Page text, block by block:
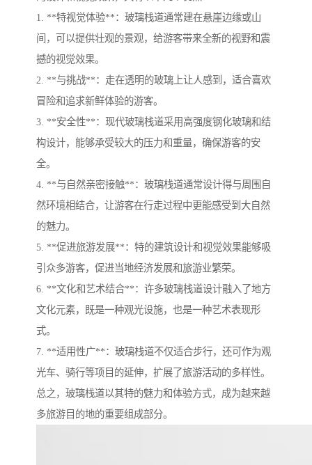
1. **特视觉体验**：玻璃栈道通常建在悬崖边缘或山
间，可以提供壮观的景观，给游客带来全新的视野和震
撼的视觉效果。
2. **与挑战**：走在透明的玻璃上让人感到，适合喜欢
冒险和追求新鲜体验的游客。
3. **安全性**：现代玻璃栈道采用高强度钢化玻璃和结
构设计，能够承受较大的压力和重量，确保游客的安
全。
4. **与自然亲密接触**：玻璃栈道通常设计得与周围自
然环境相结合，让游客在行走过程中更能感受到大自然
的魅力。
5. **促进旅游发展**：特的建筑设计和视觉效果能够吸
引众多游客，促进当地经济发展和旅游业繁荣。
6. **文化和艺术结合**：许多玻璃栈道设计融入了地方
文化元素，既是一种观光设施，也是一种艺术表现形
式。
7. **适用性广**：玻璃栈道不仅适合步行，还可作为观
光车、骑行等项目的延伸，扩展了旅游活动的多样性。
总之，玻璃栈道以其特的魅力和体验方式，成为越来越
多旅游目的地的重要组成部分。